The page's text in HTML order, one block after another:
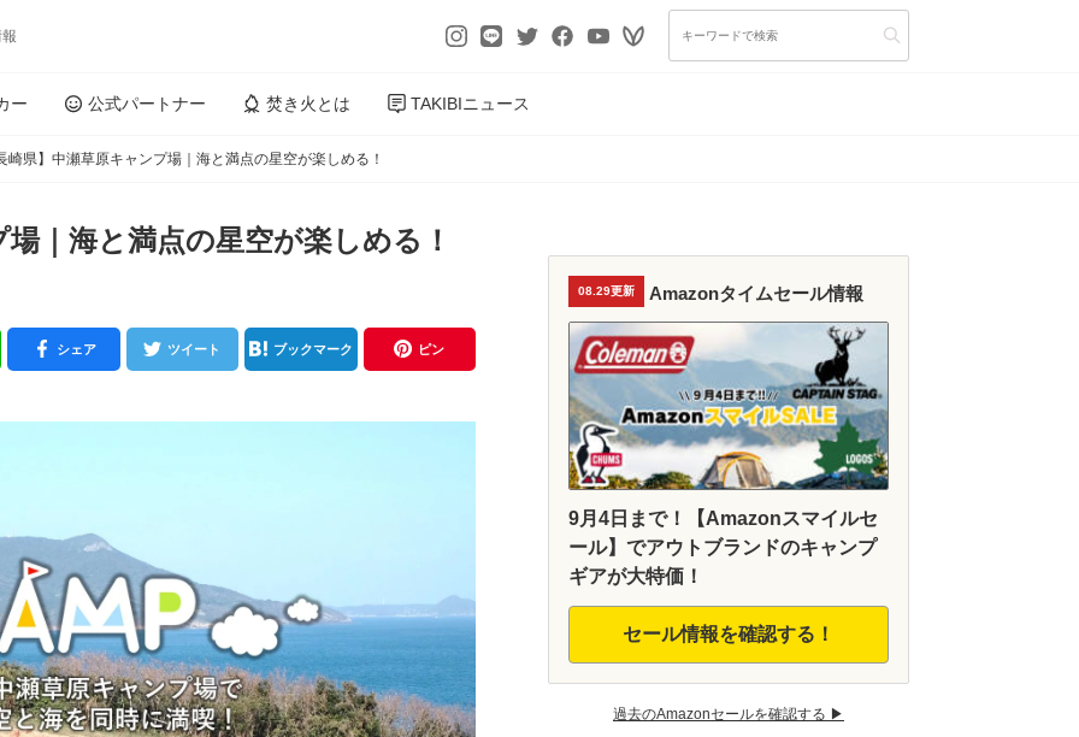
ー 公式パートナー 焚き火とは TAKIBIニュース
崎県】中瀬草原キャンプ場｜海と満点の星空が楽しめる！
｜海と満点の星空が楽しめる！
シェア ツイート ブックマーク ピン
08.29更新 Amazonタイムセール情報
9月4日まで！【Amazonスマイルセ
ール】でアウトブランドのキャンプ
ギアが大特価！
セール情報を確認する！
過去のAmazonセールを確認する ▶︎